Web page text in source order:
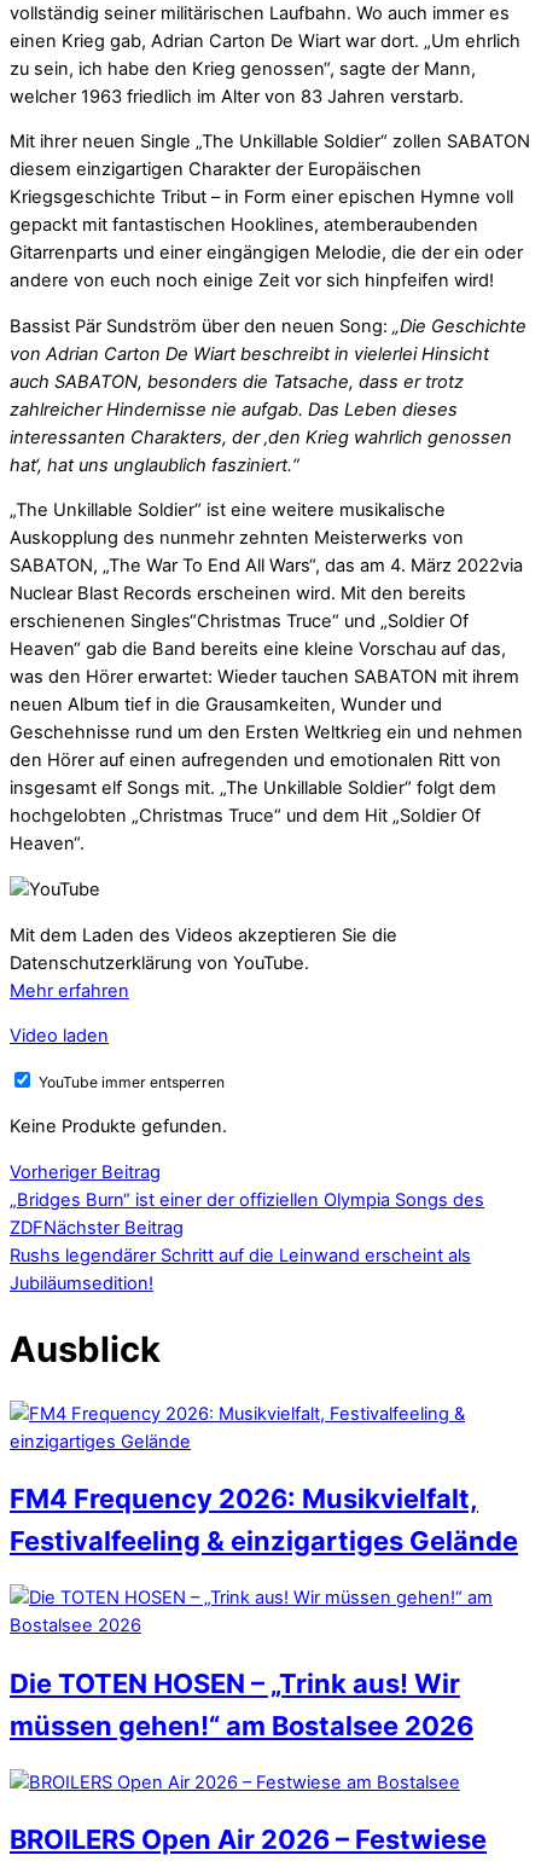
vollständig seiner militärischen Laufbahn. Wo auch immer es
einen Krieg gab, Adrian Carton De Wiart war dort. „Um ehrlich
zu sein, ich habe den Krieg genossen“, sagte der Mann,
welcher 1963 friedlich im Alter von 83 Jahren verstarb.
Mit ihrer neuen Single „The Unkillable Soldier“ zollen SABATON
diesem einzigartigen Charakter der Europäischen
Kriegsgeschichte Tribut – in Form einer epischen Hymne voll
gepackt mit fantastischen Hooklines, atemberaubenden
Gitarrenparts und einer eingängigen Melodie, die der ein oder
andere von euch noch einige Zeit vor sich hinpfeifen wird!
Bassist Pär Sundström über den neuen Song: „Die Geschichte
von Adrian Carton De Wiart beschreibt in vielerlei Hinsicht
auch SABATON, besonders die Tatsache, dass er trotz
zahlreicher Hindernisse nie aufgab. Das Leben dieses
interessanten Charakters, der ‚den Krieg wahrlich genossen
hat‘, hat uns unglaublich fasziniert.“
„The Unkillable Soldier“ ist eine weitere musikalische
Auskopplung des nunmehr zehnten Meisterwerks von
SABATON, „The War To End All Wars“, das am 4. März 2022via
Nuclear Blast Records erscheinen wird. Mit den bereits
erschienenen Singles“Christmas Truce“ und „Soldier Of
Heaven“ gab die Band bereits eine kleine Vorschau auf das,
was den Hörer erwartet: Wieder tauchen SABATON mit ihrem
neuen Album tief in die Grausamkeiten, Wunder und
Geschehnisse rund um den Ersten Weltkrieg ein und nehmen
den Hörer auf einen aufregenden und emotionalen Ritt von
insgesamt elf Songs mit. „The Unkillable Soldier“ folgt dem
hochgelobten „Christmas Truce“ und dem Hit „Soldier Of
Heaven“.
Mit dem Laden des Videos akzeptieren Sie die
Datenschutzerklärung von YouTube.
Mehr erfahren
Video laden
YouTube immer entsperren
Keine Produkte gefunden.
Vorheriger Beitrag
„Bridges Burn“ ist einer der offiziellen Olympia Songs des
ZDFNächster Beitrag
Rushs legendärer Schritt auf die Leinwand erscheint als
Jubiläumsedition!
Ausblick
FM4 Frequency 2026: Musikvielfalt,
Festivalfeeling & einzigartiges Gelände
Die TOTEN HOSEN – „Trink aus! Wir
müssen gehen!“ am Bostalsee 2026
BROILERS Open Air 2026 – Festwiese